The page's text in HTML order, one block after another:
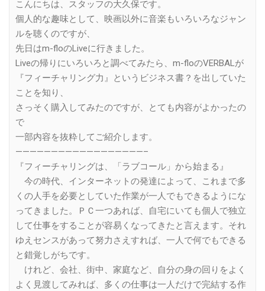
こんにちは、スタッフの大久保です。
個人的な趣味として、映画以外に音楽もいろいろなジャン
ルを聴くのですが、
先日はm-floのLiveに行きました。
Liveの帰りにいろいろと調べてみたら、m-floのVERBALが
『フィーチャリング力』というビジネス書？を出していた
ことを知り、
さっそく購入してみたのですが、とても内容がよかったの
で
一部内容を抜粋してご紹介します。
——————————————————–
『フィーチャリングは、「ラブコール」から始まる』
今の時代、インターネットの発達によって、これまで多
くの人手を必要としていた作業が一人でもできるようにな
ってきました。ＰＣ一つあれば、自宅にいても個人で独立
して仕事をすることが容易くなってきたと言えます。それ
ゆえセンスがあって努力さえすれば、一人で何でもできる
と錯覚しがちです。
けれど、会社、街中、家庭など、自分の身の回りをよく
よく見渡してみれば、多くの仕事は一人だけで完結する作